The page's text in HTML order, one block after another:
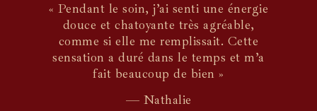
« Pendant le soin, j’ai senti une énergie
douce et chatoyante très agréable,
comme si elle me remplissait. Cette
sensation a duré dans le temps et m’a
fait beaucoup de bien »
— Nathalie